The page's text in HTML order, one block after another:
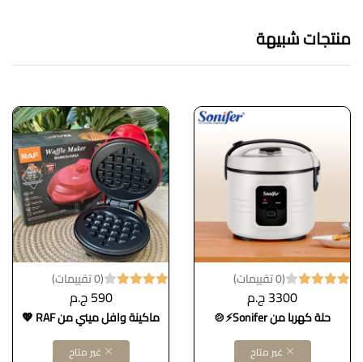
منتجات شبيهة
(0 تقييمات)
3300 ج.م
حلة كهربا من Sonifer⚡🍲
غير متاح
(0 تقييمات)
590 ج.م
ماكينة وافل ميني من RAF 💖
غير متاح